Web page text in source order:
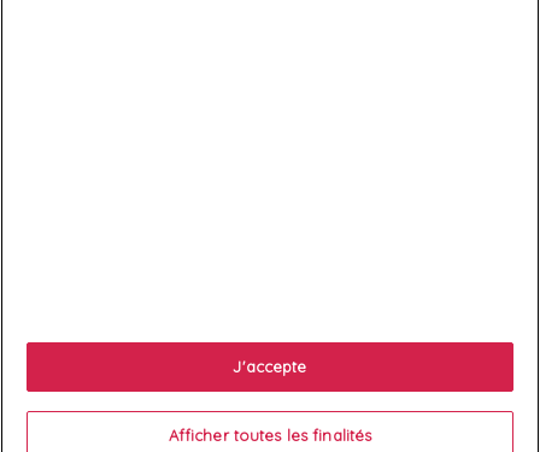
Votre compte 
J'accepte
Afficher toutes les finalités